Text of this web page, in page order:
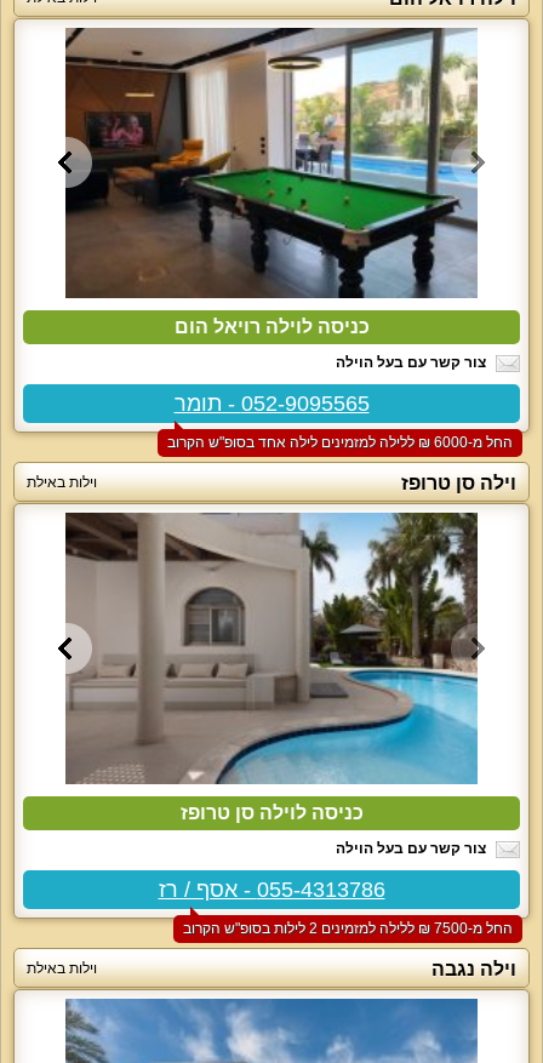
כניסה לוילה רויאל הום
צור קשר עם בעל הוילה
052-9095565 - תומר
החל מ-‏6000 ₪ ללילה למזמינים לילה אחד בסופ"ש הקרוב
וילה סן טרופז וילות באילת
כניסה לוילה סן טרופז
צור קשר עם בעל הוילה
055-4313786 - אסף / רז
החל מ-‏7500 ₪ ללילה למזמינים 2 לילות בסופ"ש הקרוב
וילה נגבה וילות באילת